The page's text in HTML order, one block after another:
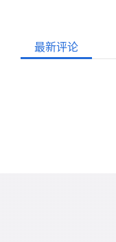
最新评论